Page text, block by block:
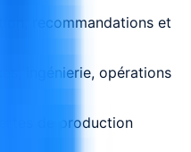
recommandations et
ingénierie, opérations
de production